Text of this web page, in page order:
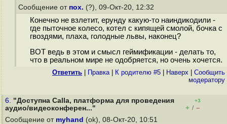
Сообщение от пох. (?), 09-Окт-20, 12:32
Конечно не взлетит, ерунду какую-то наиндикодили -
где пыточное колесо, котел с кипящей смолой, бочка с
гвоздями, плаха, голодные львы, наконец?
ВОТ ведь в этом и смысл геймификации - делать то,
что в реальном мире не одобряется, но очень хочется.
Ответить Правка| К родителю #5 Наверх
Cообщить
модератору
6. "Доступна Calla, платформа для проведения
аудио/видеоконферен..."
+3
+ / –
Сообщение от myhand (ok), 08-Окт-20, 10:51